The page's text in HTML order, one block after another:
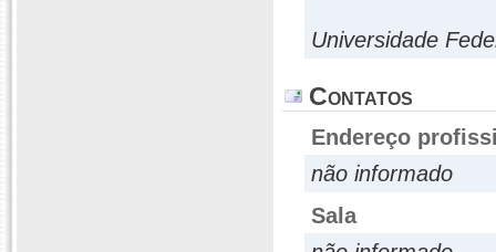
Universidade
Contatos
Endereço
não informado
Sala